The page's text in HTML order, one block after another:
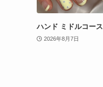
ハンド ミドルコース
2026年8月7日